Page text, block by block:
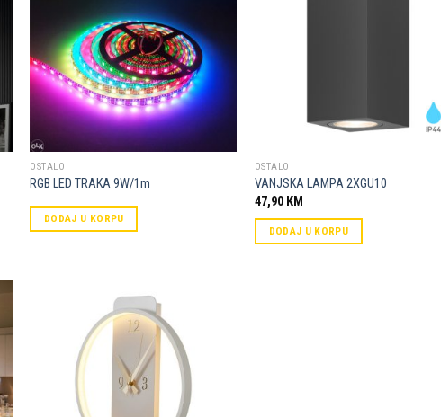
Dodaj u
omiljene
OSTALO
RGB LED TRAKA 9W/1m
DODAJ U KORPU
OSTALO
VANJSKA LAMPA 2XGU10
47,90 KM
DODAJ U KORPU
Dodaj u
omiljene